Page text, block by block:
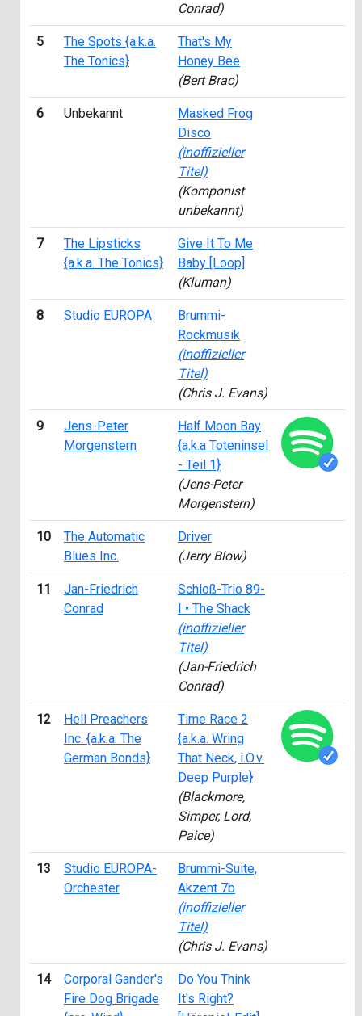
Conrad)
5
The Spots {a.k.a.
The Tonics}
That's My
Honey Bee
(Bert Brac)
6 Unbekannt
Masked Frog
Disco
(inoffizieller
Titel)
(Komponist
unbekannt)
7
The Lipsticks
{a.k.a. The Tonics}
Give It To Me
Baby [Loop]
(Kluman)
8 Studio EUROPA
Brummi-
Rockmusik
(inoffizieller
Titel)
(Chris J. Evans)
9
Jens-Peter
Morgenstern
Half Moon Bay
{a.k.a Toteninsel
- Teil 1}
(Jens-Peter
Morgenstern)
10
The Automatic
Blues Inc.
Driver
(Jerry Blow)
11
Jan-Friedrich
Conrad
Schloß-Trio 89-
I • The Shack
(inoffizieller
Titel)
(Jan-Friedrich
Conrad)
12
Hell Preachers
Inc. {a.k.a. The
German Bonds}
Time Race 2
{a.k.a. Wring
That Neck, i.O.v.
Deep Purple}
(Blackmore,
Simper, Lord,
Paice)
13
Studio EUROPA-
Orchester
Brummi-Suite,
Akzent 7b
(inoffizieller
Titel)
(Chris J. Evans)
14
Corporal Gander's
Fire Dog Brigade
Do You Think
It's Right?